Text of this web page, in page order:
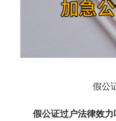
假公
假公证过户法律效力